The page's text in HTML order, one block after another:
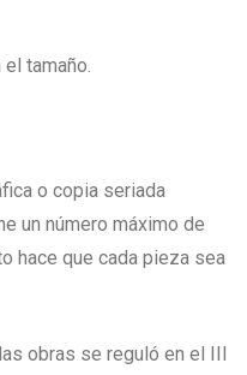
tamaño.
o copia seriada
un número máximo de
hace que cada pieza sea
obras se reguló en el III